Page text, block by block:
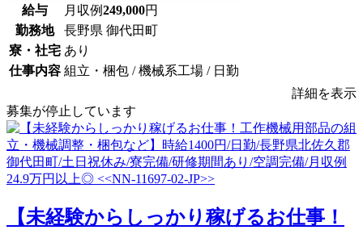
給与 月収例249,000円
勤務地
長野県 御代田町
寮・社宅 あり
仕事内容 組立・梱包 / 機械系工場 / 日勤
詳細を表示
募集が停止しています
【未経験からしっかり稼げるお仕事！